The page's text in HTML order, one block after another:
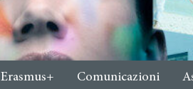
Erasmus+ Comunicazioni